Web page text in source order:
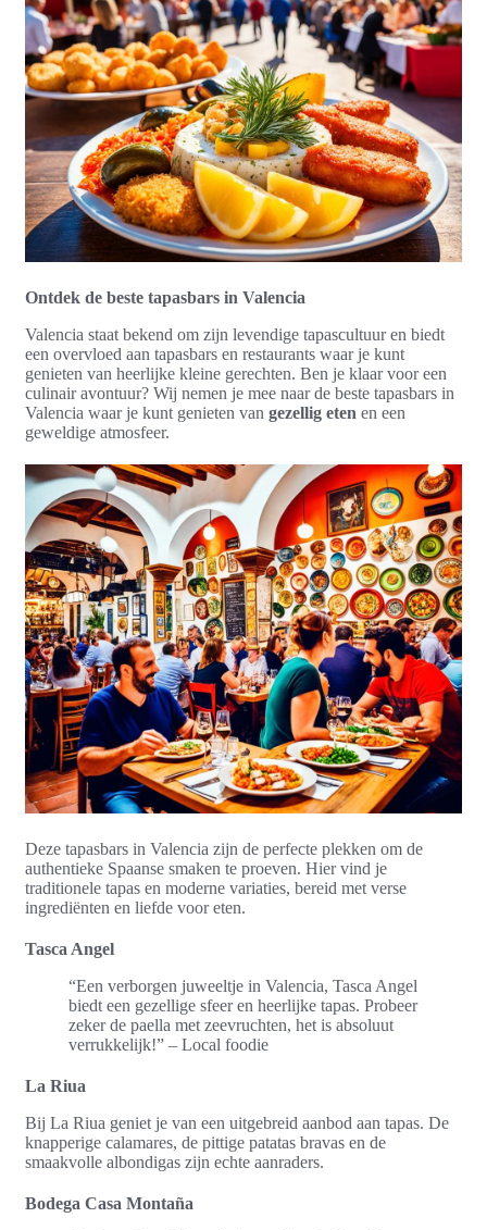
Ontdek de beste tapasbars in Valencia
Valencia staat bekend om zijn levendige tapascultuur en biedt
een overvloed aan tapasbars en restaurants waar je kunt
genieten van heerlijke kleine gerechten. Ben je klaar voor een
culinair avontuur? Wij nemen je mee naar de beste tapasbars in
Valencia waar je kunt genieten van gezellig eten en een
geweldige atmosfeer.
Deze tapasbars in Valencia zijn de perfecte plekken om de
authentieke Spaanse smaken te proeven. Hier vind je
traditionele tapas en moderne variaties, bereid met verse
ingrediënten en liefde voor eten.
Tasca Angel
“Een verborgen juweeltje in Valencia, Tasca Angel
biedt een gezellige sfeer en heerlijke tapas. Probeer
zeker de paella met zeevruchten, het is absoluut
verrukkelijk!” – Local foodie
La Riua
Bij La Riua geniet je van een uitgebreid aanbod aan tapas. De
knapperige calamares, de pittige patatas bravas en de
smaakvolle albondigas zijn echte aanraders.
Bodega Casa Montaña